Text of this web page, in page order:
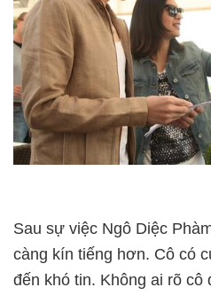
Sau sự việc Ngô Diệc
càng kín tiếng hơn. Cô có
đến khó tin. Không ai rõ cô